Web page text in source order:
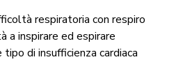
respiratoria con respiro
a inspirare ed espirare
di insufficienza cardiaca